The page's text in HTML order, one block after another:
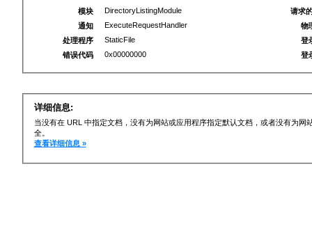
模块
DirectoryListingModule
通知
ExecuteRequestHandler
处理程序
StaticFile
错误代码
0x00000000
请求
物
登
登
详细信息:
当没有在 URL 中指定文档，没有为网站或应用程序指定默认文档，或者没有为
全。
查看详细信息 »